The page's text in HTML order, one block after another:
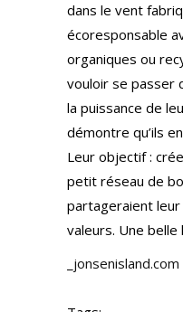
dans le vent
écoresponsable
organiques ou
vouloir se passer
la puissance de
démontre qu’ils
Leur objectif :
petit réseau de
partageraient
valeurs. Une belle
jonsenisland.com